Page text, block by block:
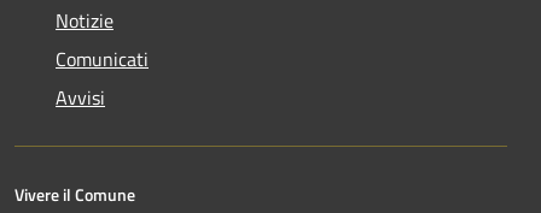
Notizie
Comunicati
Avvisi
Vivere il Comune